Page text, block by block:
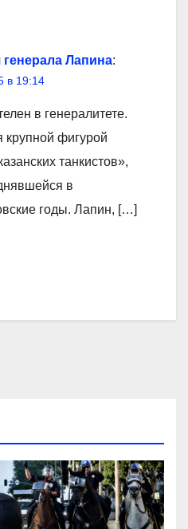
Лапина:
в 19:14
в генералитете.
крупной фигурой
танкистов»,
в
годы. Лапин, […]